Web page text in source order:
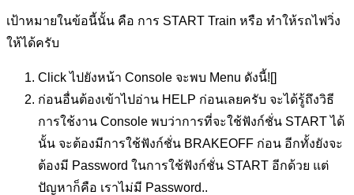
เป้าหมายในข้อนี้นั้น คือ การ START Train หรือ ทำให้รถไฟวิ่ง
ให้ได้ครับ
Click ไปยังหน้า Console จะพบ Menu ดังนี้![]
ก่อนอื่นต้องเข้าไปอ่าน HELP ก่อนเลยครับ จะได้รู้ถึงวิธี
การใช้งาน Console พบว่าการที่จะใช้ฟังก์ชั่น START ได้
นั้น จะต้องมีการใช้ฟังก์ชั่น BRAKEOFF ก่อน อีกทั้งยังจะ
ต้องมี Password ในการใช้ฟังก์ชั่น START อีกด้วย แต่
ปัญหาก็คือ เราไม่มี Password..